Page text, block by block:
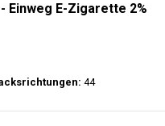
Einweg E-Zigarette 2%
44